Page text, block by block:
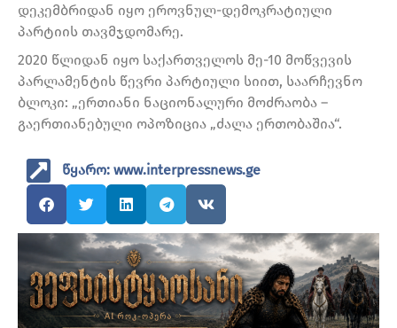
დეკემბრიდან იყო ეროვნულ-დემოკრატიული
პარტიის თავმჯდომარე.
2020 წლიდან იყო საქართველოს მე-10 მოწვევის
პარლამენტის წევრი პარტიული სიით, საარჩევნო
ბლოკი: „ერთიანი ნაციონალური მოძრაობა –
გაერთიანებული ოპოზიცია „ძალა ერთობაშია“.
წყარო: www.interpressnews.ge